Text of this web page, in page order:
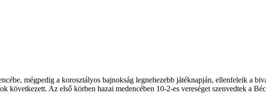
mégpedig a korosztályos bajnokság legnehezebb játéknapján, ellenfeleik a
Az első körben hazai medencében 10-2-es vereséget szenvedtek a